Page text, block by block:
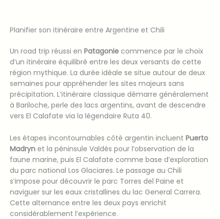
Planifier son itinéraire entre Argentine et Chili
Un road trip réussi en Patagonie commence par le choix
d’un itinéraire équilibré entre les deux versants de cette
région mythique. La durée idéale se situe autour de deux
semaines pour appréhender les sites majeurs sans
précipitation. L’itinéraire classique démarre généralement
à Bariloche, perle des lacs argentins, avant de descendre
vers El Calafate via la légendaire Ruta 40.
Les étapes incontournables côté argentin incluent Puerto
Madryn et la péninsule Valdés pour l’observation de la
faune marine, puis El Calafate comme base d’exploration
du parc national Los Glaciares. Le passage au Chili
s’impose pour découvrir le parc Torres del Paine et
naviguer sur les eaux cristallines du lac General Carrera.
Cette alternance entre les deux pays enrichit
considérablement l’expérience.